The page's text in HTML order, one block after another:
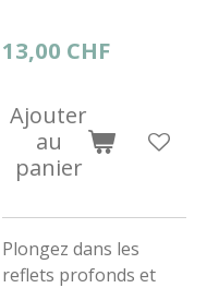
13,00 CHF
Ajouter
au
panier
​Plongez dans les
reflets profonds et